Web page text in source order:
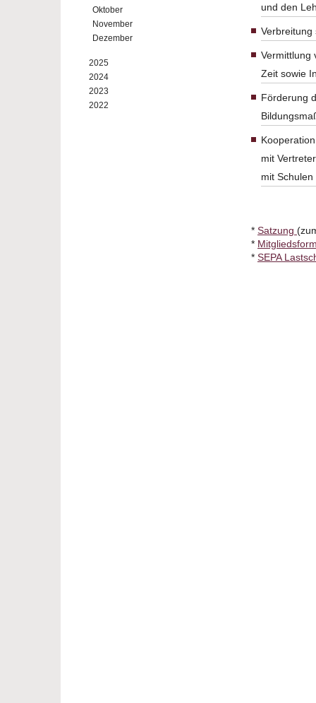
Oktober
November
Dezember
2025
2024
2023
2022
und den
Verbreitung
Vermittlung
Zeit sowie
Förderung
mit
mit
* Satzung
*
* SEPA